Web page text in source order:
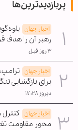
پربازدیدترین‌ها
اخبار جهان
رهبر آن را هدف
۳ روز قبل
اخبار جهان
برای بازگشایی
دیروز ۱۷:۲۸
اخبار جهان
محور مقاومت